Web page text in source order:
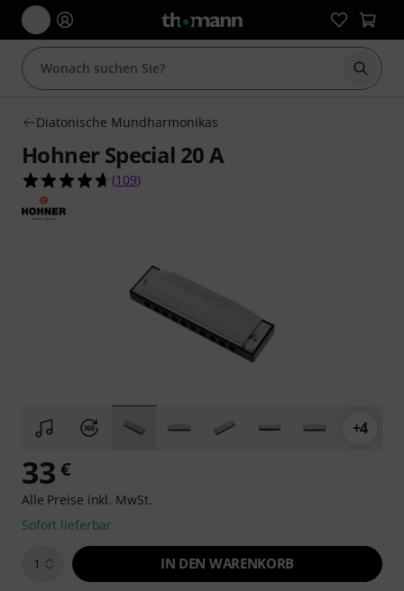
Suche
Diatonische Mundharmonikas
Hohner Special 20 A
4.7 von 5 Sternen aus 109 Kundenbewertungen
(109)
+4
33 €
Alle Preise inkl. MwSt.
Sofort lieferbar
1 IN DEN WARENKORB